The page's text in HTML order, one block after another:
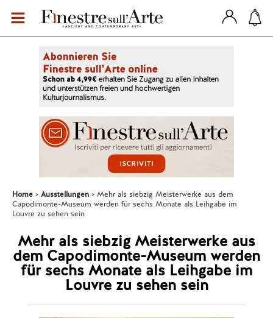
Home Ausstellungen
Mehr als siebzig Meisterwerke aus dem
Capodimonte-Museum werden für sechs Monate als Leihgabe im
Louvre zu sehen sein
Mehr als siebzig Meisterwerke aus
dem Capodimonte-Museum werden
für sechs Monate als Leihgabe im
Louvre zu sehen sein